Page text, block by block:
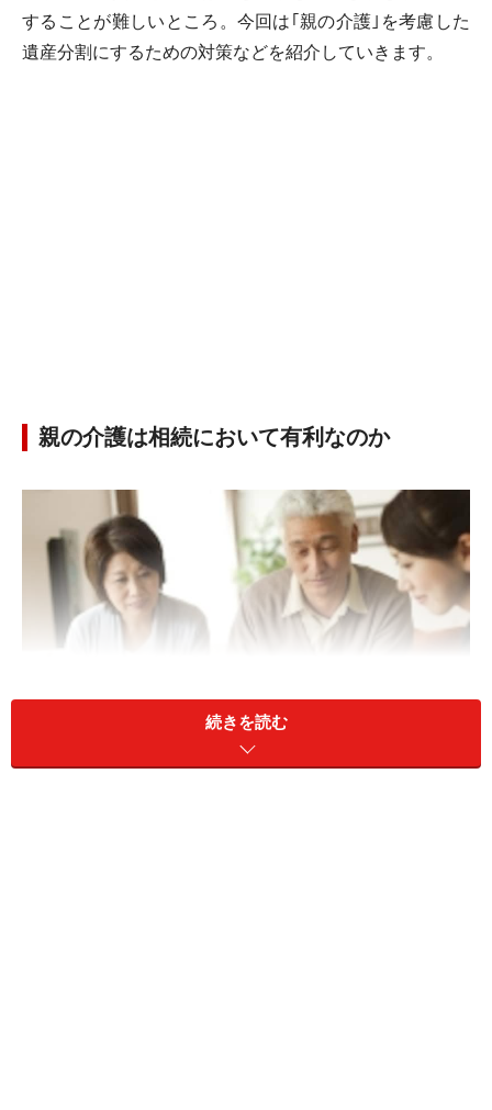
することが難しいところ。今回は｢親の介護｣を考慮した
遺産分割にするための対策などを紹介していきます。
親の介護は相続において有利なのか
続きを読む